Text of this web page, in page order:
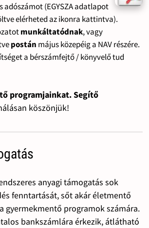
adószámot (EGYSZA adatlapot
elérheted az ikonra kattintva).
munkáltatódnak, vagy
postán május közepéig a NAV részére.
a bérszámfejtő / könyvelő tud
programjainkat. Segítő
köszönjük!
anyagi támogatás sok
fenntartását, sőt akár életmentő
gyermekmentő programok számára.
bankszámlára érkezik, átlátható